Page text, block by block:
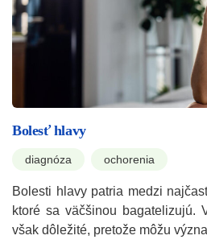
Bolesť hlavy
diagnóza ochorenia
Bolesti hlavy patria medzi
ktoré sa väčšinou bagatelizujú.
však dôležité, pretože môžu